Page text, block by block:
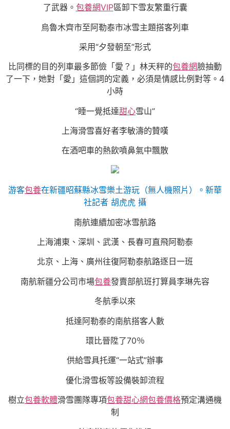
了武器。 包養網VIP區卸下雪友繁重行囊
烏魯木齊市至阿勒泰市冰雪主題搭客列車
采用“夕發朝至”形式
比同標的目的列車最多節儉「愛？」林天秤的包養網臉抽動
了一下，她對「愛」這個詞的定義，必須是情感比例對等。4
小時
“睡一覺抵達甜心雪山”
上海滑雪喜好者李敏濤的贊嘆
在酒吧車的熱飲噴鼻氣中飄散
游客包養在新疆昭蘇縣冰雪樂土游玩（無人機照片）。新華
社記者 胡虎虎 攝
南航連續加密冰雪航路
上海浦東、深圳、武漢、長春可直飛阿勒泰
北京、上海、廣州往復阿勒泰航路逐日一班
南航新疆分公司市場包養發賣部航班打算員李琳先容
冬航季以來
抵達阿勒泰的南航搭客人數
環比晉陞了70％
供給雪具托運“一站式”辦事
優化滑雪板等設備裝卸流程
樹立包養軟體滑雪團隊專項包養甜心網包養價格預定溝通機
制